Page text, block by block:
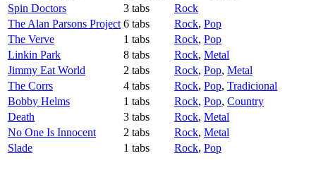
Spin Doctors
3 tabs
Rock
The Alan Parsons Project 6 tabs Rock, Pop
The Verve
1 tabs Rock, Pop
Linkin Park
8 tabs Rock, Metal
Jimmy Eat World
2 tabs Rock, Pop, Metal
The Corrs
4 tabs Rock, Pop, Tradicional
Bobby Helms
1 tabs Rock, Pop, Country
Death
3 tabs Rock, Metal
No One Is Innocent
2 tabs Rock, Metal
Slade
1 tabs Rock, Pop